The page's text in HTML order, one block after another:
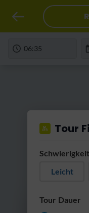
Tour
Schwierigkeit
Leicht
Tour Dauer